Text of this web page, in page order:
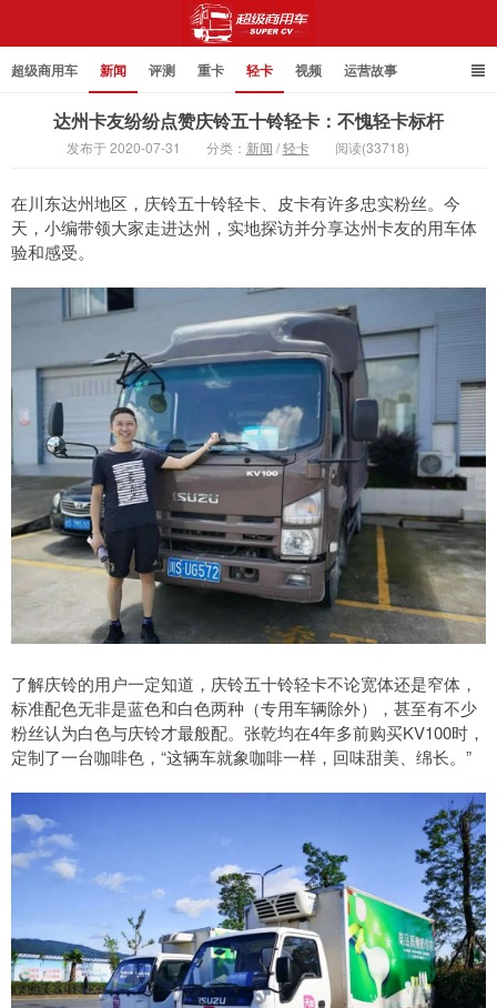
超级商用车 新闻 评测 重卡 轻卡 视频 运营故事
达州卡友纷纷点赞庆铃五十铃轻卡：不愧轻卡标杆
发布于 2020-07-31 分类： 新闻 /轻卡 阅读(33718)
在川东达州地区，庆铃五十铃轻卡、皮卡有许多忠实粉丝。今
天，小编带领大家走进达州，实地探访并分享达州卡友的用车体
验和感受。
了解庆铃的用户一定知道，庆铃五十铃轻卡不论宽体还是窄体，
标准配色无非是蓝色和白色两种（专用车辆除外），甚至有不少
粉丝认为白色与庆铃才最般配。张乾均在4年多前购买KV100时，
定制了一台咖啡色，“这辆车就象咖啡一样，回味甜美、绵长。”